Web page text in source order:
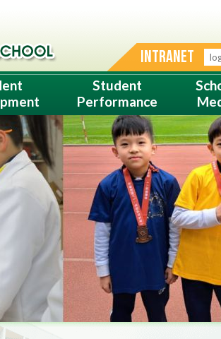
INTRANET
Student
Performance